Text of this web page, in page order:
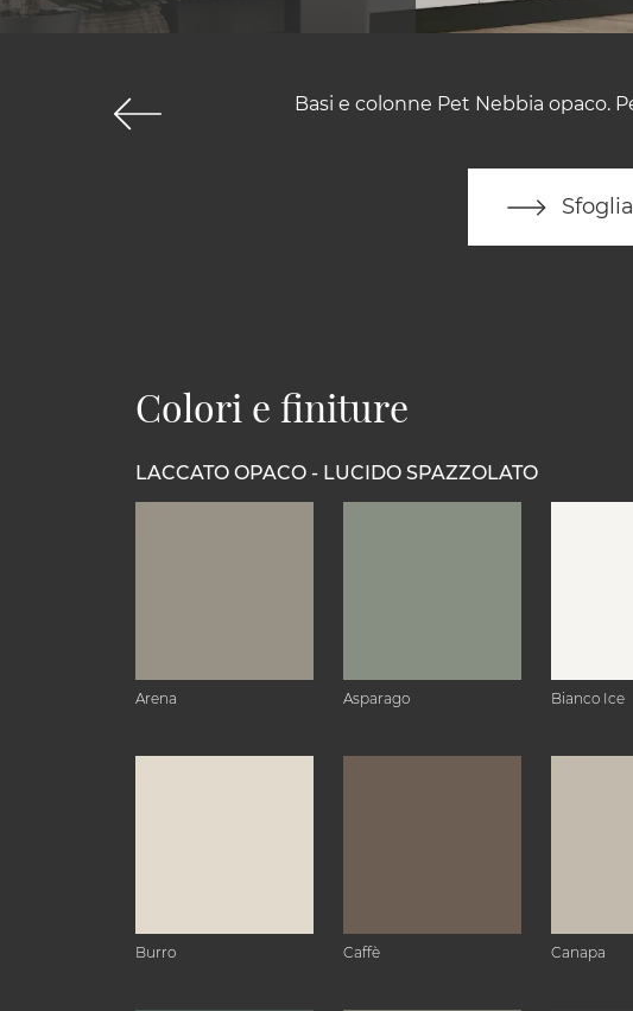
Basi e colonne Pet Nebbia opaco.
Colori e finiture
LACCATO OPACO - LUCIDO SPAZZOLATO
Arena Asparago Bianco Ice
Burro Caffè Canapa